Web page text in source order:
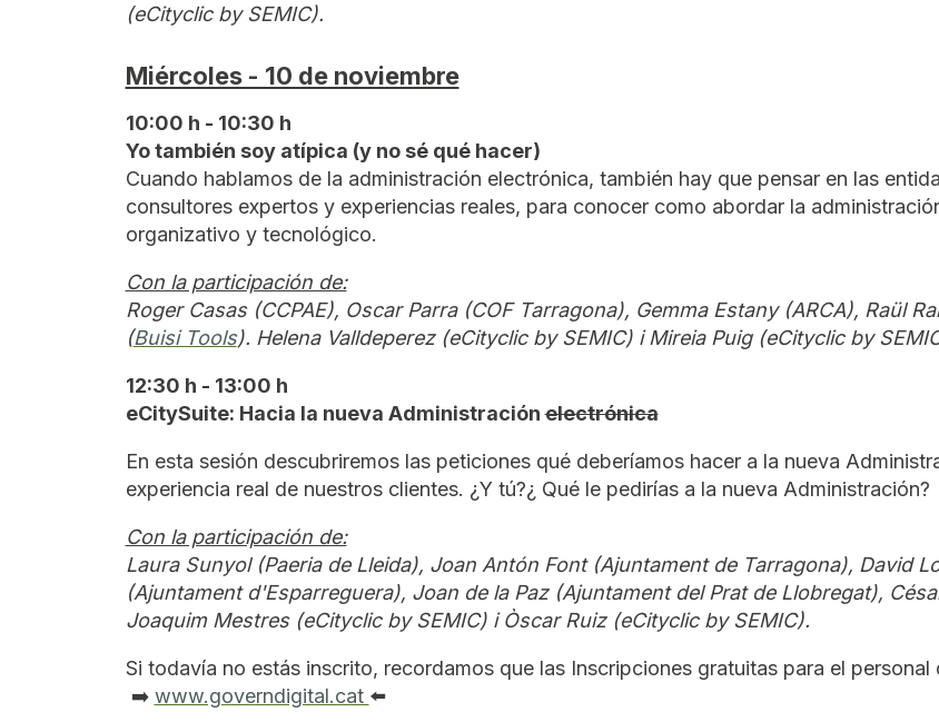
(eCityclic by SEMIC).
Miércoles - 10 de noviembre
10:00 h - 10:30 h
Yo también soy atípica (y no sé qué hacer)
Cuando hablamos de la administración electrónica, también hay que pensar en las
consultores expertos y experiencias reales, para conocer como abordar la
organizativo y tecnológico.
Con la participación de:
Roger Casas (CCPAE), Oscar Parra (COF Tarragona), Gemma Estany (ARCA), Raül
(Buisi Tools). Helena Valldeperez (eCityclic by SEMIC) i Mireia Puig (eCityclic by
12:30 h - 13:00 h
eCitySuite: Hacia la nueva Administración electrónica
En esta sesión descubriremos las peticiones qué deberíamos hacer a la nueva
experiencia real de nuestros clientes. ¿Y tú?¿ Qué le pedirías a la nueva Administración?
Con la participación de:
Laura Sunyol (Paeria de Lleida), Joan Antón Font (Ajuntament de Tarragona), David
(Ajuntament d'Esparreguera), Joan de la Paz (Ajuntament del Prat de Llobregat),
Joaquim Mestres (eCityclic by SEMIC) i Òscar Ruiz (eCityclic by SEMIC).
Si todavía no estás inscrito, recordamos que las Inscripciones gratuitas para el personal
➡️ www.governdigital.cat ⬅️